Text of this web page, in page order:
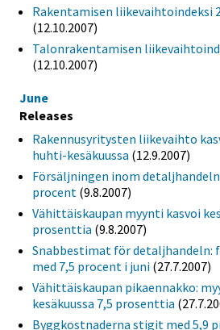
Rakentamisen liikevaihtoindeksi
(12.10.2007)
Talonrakentamisen
(12.10.2007)
June
Releases
Rakennusyritysten liikevaihto
huhti-kesäkuussa (12.9.2007)
Försäljningen inom detaljhandeln
procent (9.8.2007)
Vähittäiskaupan myynti kasvoi
prosenttia (9.8.2007)
Snabbestimat för detaljhandeln:
med 7,5 procent i juni (27.7.2007)
Vähittäiskaupan pikaennakko:
kesäkuussa 7,5 prosenttia
Byggkostnaderna stigit med 5,9